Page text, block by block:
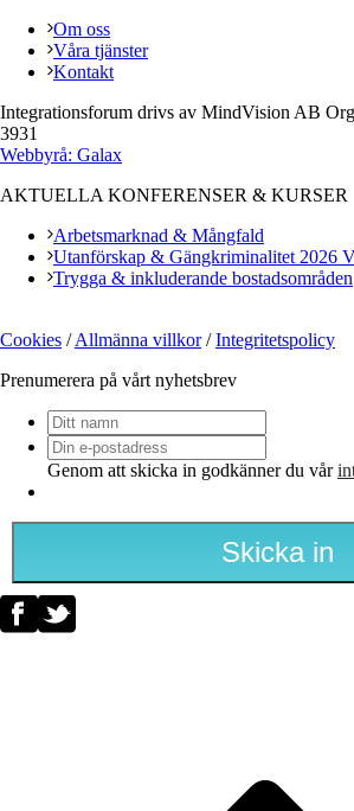
Om oss
Våra tjänster
Kontakt
Integrationsforum drivs av MindVision AB
3931
Webbyrå: Galax
AKTUELLA KONFERENSER & KURSER
Arbetsmarknad & Mångfald
Utanförskap & Gängkriminalitet 2026
Trygga & inkluderande bostadsområden
Cookies /Allmänna villkor/Integritetspolicy
Prenumerera på vårt nyhetsbrev
Ditt
namn
Din
e-
Genom att skicka in godkänner du vår